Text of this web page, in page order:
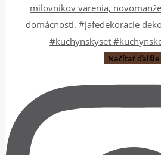
Načítať ďalšie